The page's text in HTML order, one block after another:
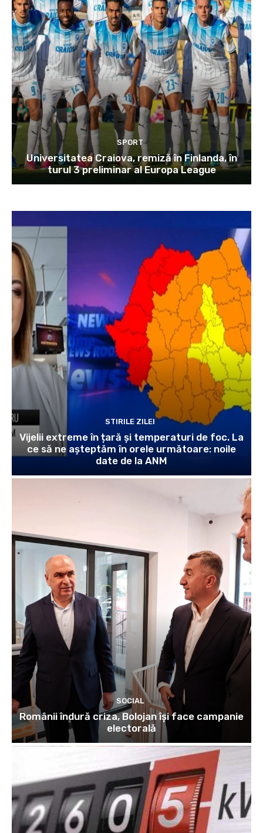
SPORT
Universitatea Craiova, remiză în Finlanda, în
turul 3 preliminar al Europa League
STIRILE ZILEI
Vijelii extreme în țară și temperaturi de foc. La
ce să ne așteptăm în orele următoare: noile
date de la ANM
SOCIAL
Românii îndură criza, Bolojan își face campanie
electorală